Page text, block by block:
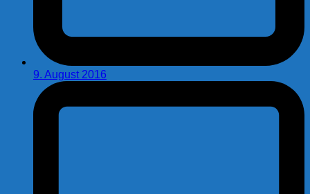
9. August 2016